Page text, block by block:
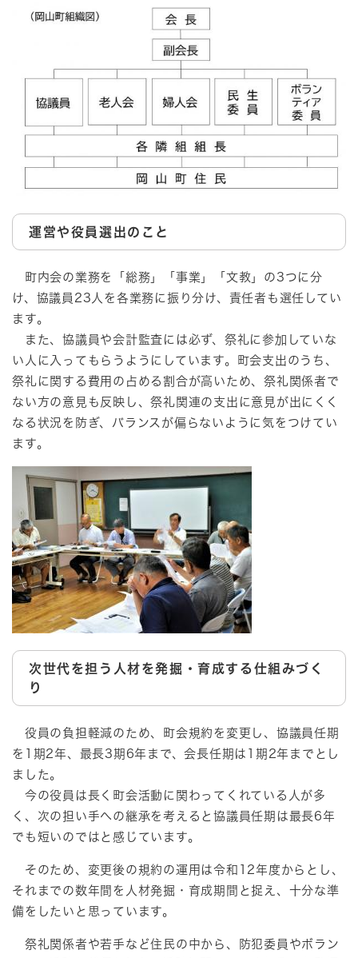
運営や役員選出のこと
町内会の業務を「総務」「事業」「文教」の3つに分
け、協議員23人を各業務に振り分け、責任者も選任してい
ます。
また、協議員や会計監査には必ず、祭礼に参加していな
い人に入ってもらうようにしています。町会支出のうち、
祭礼に関する費用の占める割合が高いため、祭礼関係者で
ない方の意見も反映し、祭礼関連の支出に意見が出にくく
なる状況を防ぎ、バランスが偏らないように気をつけてい
ます。
次世代を担う人材を発掘・育成する仕組みづく
り
役員の負担軽減のため、町会規約を変更し、協議員任期
を1期2年、最長3期6年まで、会長任期は1期2年までとし
ました。
今の役員は長く町会活動に関わってくれている人が多
く、次の担い手への継承を考えると協議員任期は最長6年
でも短いのではと感じています。
そのため、変更後の規約の運用は令和12年度からとし、
それまでの数年間を人材発掘・育成期間と捉え、十分な準
備をしたいと思っています。
祭礼関係者や若手など住民の中から、防犯委員やボラン